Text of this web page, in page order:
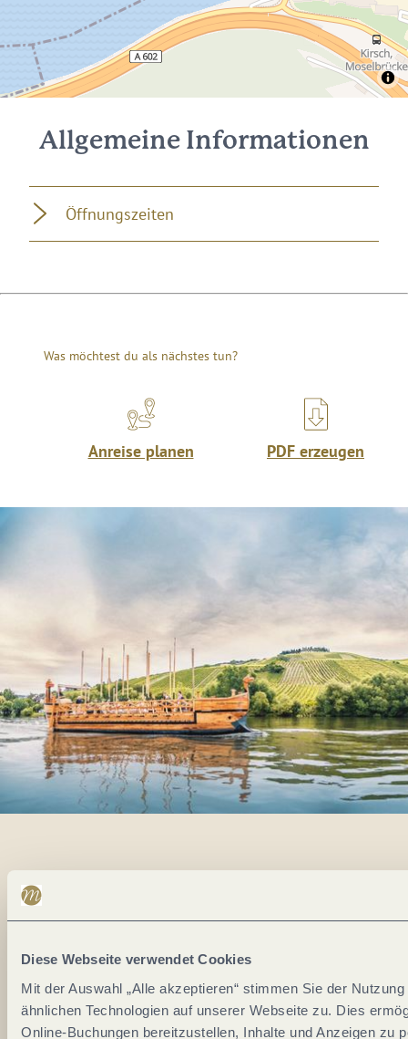
Diese Webseite verwendet Cookies
Mit der Auswahl „Alle akzeptieren“ stimmen Sie der
ähnlichen Technologien auf unserer Webseite zu. Dies
Online-Buchungen bereitzustellen, Inhalte und Anzeigen zu
Allgemeine Informationen
Öffnungszeiten
Was möchtest du als nächstes tun?
Anreise planen PDF erzeugen
Mosel im Abo: Mit unserem Newsletter
E-
Mail-